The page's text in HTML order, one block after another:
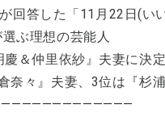
回答した「11月22日(い
ぶ理想の芸能人
＆仲里依紗』夫妻に決定
奈々』夫妻、3位は『杉